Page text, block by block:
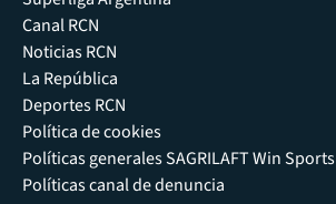
Canal RCN
Noticias RCN
La República
Deportes RCN
Política de cookies
Políticas generales SAGRILAFT Win Sports
Políticas canal de denuncia